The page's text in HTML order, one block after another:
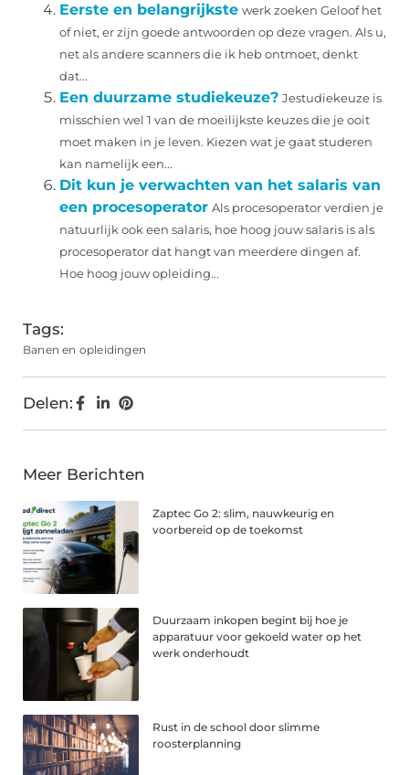
Eerste en belangrijkste werk zoeken Geloof het
of niet, er zijn goede antwoorden op deze vragen. Als u,
net als andere scanners die ik heb ontmoet, denkt
dat...
Een duurzame studiekeuze? Jestudiekeuze is
misschien wel 1 van de moeilijkste keuzes die je ooit
moet maken in je leven. Kiezen wat je gaat studeren
kan namelijk een...
Dit kun je verwachten van het salaris van
een procesoperator Als procesoperator verdien je
natuurlijk ook een salaris, hoe hoog jouw salaris is als
procesoperator dat hangt van meerdere dingen af.
Hoe hoog jouw opleiding...
Tags:
Banen en opleidingen
Delen:
Meer Berichten
Zaptec Go 2: slim, nauwkeurig en
voorbereid op de toekomst
Duurzaam inkopen begint bij hoe je
apparatuur voor gekoeld water op het
werk onderhoudt
Rust in de school door slimme
roosterplanning